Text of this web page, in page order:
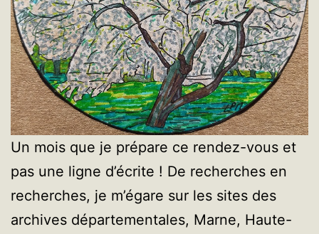
Un mois que je prépare ce rendez-vous et
pas une ligne d’écrite ! De recherches en
recherches, je m’égare sur les sites des
archives départementales, Marne, Haute-